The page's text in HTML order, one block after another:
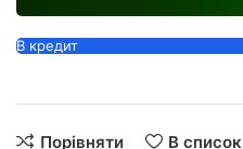
В кредит
Порівняти В